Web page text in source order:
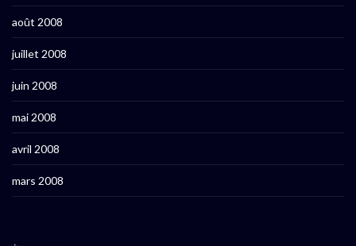
août 2008
juillet 2008
juin 2008
mai 2008
avril 2008
mars 2008